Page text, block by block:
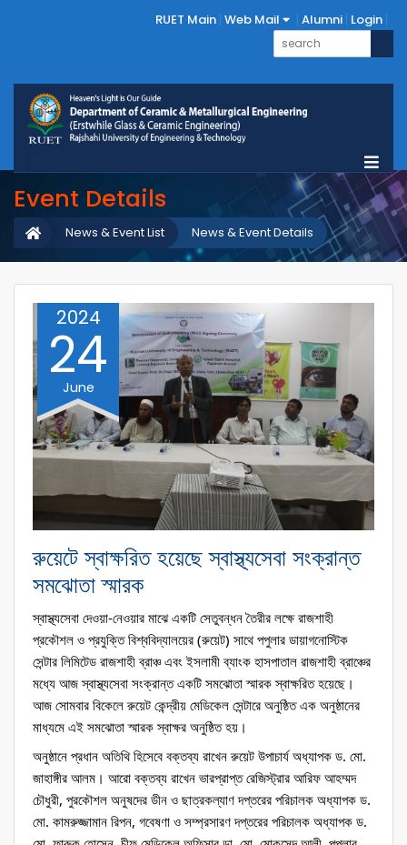
RUET Main Web Mail Alumni Login
Event Details
News & Event Details
News & Event List
2024
24
June
রুয়েটে স্বাক্ষরিত হয়েছে স্বাস্থ্যসেবা সংক্রান্ত
সমঝোতা স্মারক
স্বাস্থ্যসেবা দেওয়া-নেওয়ার মাঝে একটি সেতুবন্ধন তৈরীর লক্ষে রাজশাহী
প্রকৌশল ও প্রযুক্তি বিশ্ববিদ্যালয়ের (রুয়েট) সাথে পপুলার ডায়াগনোস্টিক
সেন্টার লিমিটেড রাজশাহী ব্রাঞ্চ এবং ইসলামী ব্যাংক হাসপাতাল রাজশাহী ব্রাঞ্চের
মধ্যে আজ স্বাস্থ্যসেবা সংক্রান্ত একটি সমঝোতা স্মারক স্বাক্ষরিত হয়েছে।
আজ সোমবার বিকেলে রুয়েট কেন্দ্রীয় মেডিকেল সেন্টারে অনুষ্ঠিত এক অনুষ্ঠানের
মাধ্যমে এই সমঝোতা স্মারক স্বাক্ষর অনুষ্ঠিত হয়।
অনুষ্ঠানে প্রধান অতিথি হিসেবে বক্তব্য রাখেন রুয়েট উপাচার্য অধ্যাপক ড. মো.
জাহাঙ্গীর আলম। আরো বক্তব্য রাখেন ভারপ্রাপ্ত রেজিস্ট্রার আরিফ আহম্মদ
চৌধুরী, পুরকৌশল অনুষদের ডীন ও ছাত্রকল্যাণ দপ্তরের পরিচালক অধ্যাপক ড.
মো. কামরুজ্জামান রিপন, গবেষণা ও সম্প্রসারণ দপ্তরের পরিচালক অধ্যাপক ড.